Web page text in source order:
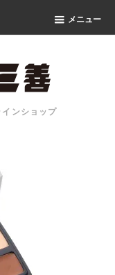
メニュー
ンショップ